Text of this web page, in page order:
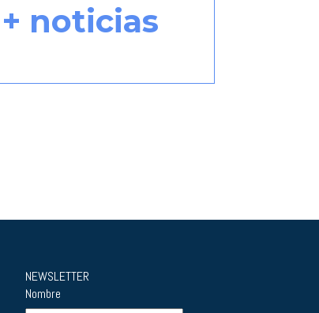
+ noticias
NEWSLETTER
Nombre